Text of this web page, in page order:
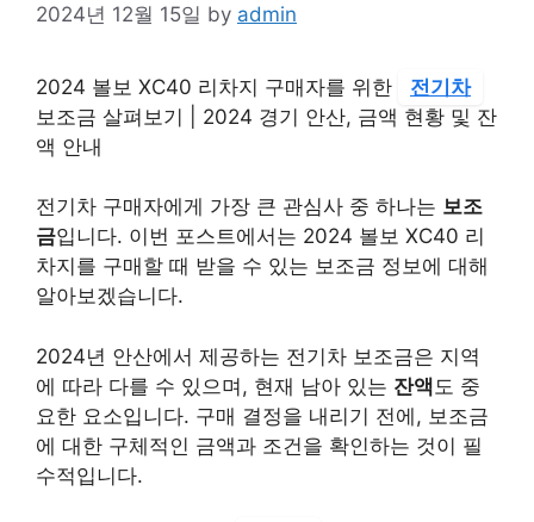
2024년 12월 15일 by admin
2024 볼보 XC40 리차지 구매자를 위한
전기차
보조금 살펴보기 | 2024 경기 안산, 금액 현황 및 잔
액 안내
전기차 구매자에게 가장 큰 관심사 중 하나는 보조
금입니다. 이번 포스트에서는 2024 볼보 XC40 리
차지를 구매할 때 받을 수 있는 보조금 정보에 대해
알아보겠습니다.
2024년 안산에서 제공하는 전기차 보조금은 지역
에 따라 다를 수 있으며, 현재 남아 있는 잔액 도 중
요한 요소입니다. 구매 결정을 내리기 전에, 보조금
에 대한 구체적인 금액과 조건을 확인하는 것이 필
수적입니다.